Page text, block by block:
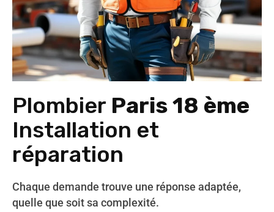
Plombier Paris 18 ème
Installation et
réparation
Chaque demande trouve une réponse adaptée,
quelle que soit sa complexité.